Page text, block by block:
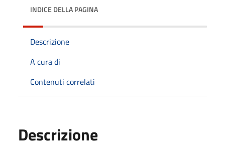
INDICE DELLA PAGINA
Descrizione
A cura di
Contenuti correlati
Descrizione